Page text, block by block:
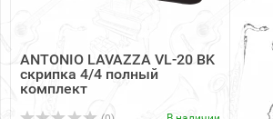
ANTONIO LAVAZZA VL-20 BK
скрипка 4/4 полный
комплект